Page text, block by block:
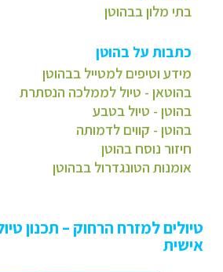
בתי מלון בבהוטן
כתבות על בהוטן
מידע וטיפים למטייל בבהוטן
בהוטאן - טיול לממלכה הנסתרת
בהוטן - טיול בטבע
בהוטן - קווים לדמותה
חיזור נוסח בהוטן
אומנות הטונגדרול בבהוטן
טיולים למזרח הרחוק – תכנון
אישית